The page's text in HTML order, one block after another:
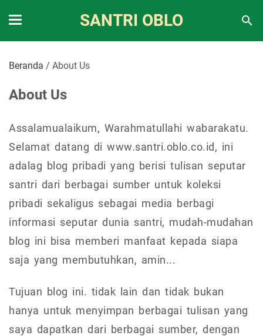
SANTRI OBLO
Beranda / About Us
About Us
Assalamualaikum, Warahmatullahi wabarakatu.
Selamat datang di www.santri.oblo.co.id, ini
adalag blog pribadi yang berisi tulisan seputar
santri dari berbagai sumber untuk koleksi
pribadi sekaligus sebagai media berbagi
informasi seputar dunia santri, mudah-mudahan
blog ini bisa memberi manfaat kepada siapa
saja yang membutuhkan, amin...
Tujuan blog ini. tidak lain dan tidak bukan
hanya untuk menyimpan berbagai tulisan yang
saya dapatkan dari berbagai sumber, dengan